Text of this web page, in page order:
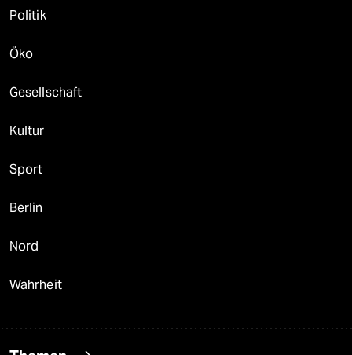
Politik
Öko
Gesellschaft
Kultur
Sport
Berlin
Nord
Wahrheit